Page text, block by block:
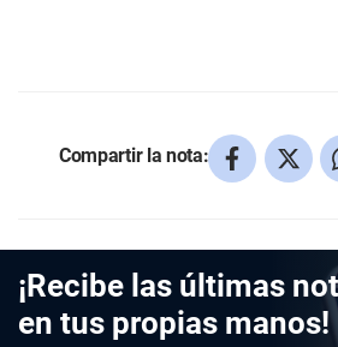
Compartir la nota:
¡Recibe las últimas
en tus propias manos!